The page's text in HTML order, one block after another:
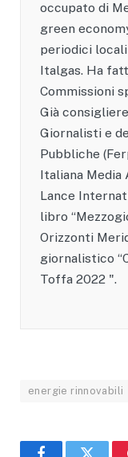
occupato di
green
periodici locali
Italgas. Ha
Commissioni
Già
Giornalisti e
Pubbliche
Italiana Media
Lance
libro
Orizzonti
giornalistico
Toffa 2022 ".
energie rinnovabili